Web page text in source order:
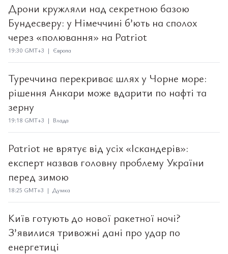
Дрони кружляли над секретною базою
Бундесверу: у Німеччині б’ють на сполох
через «полювання» на Patriot
19:30 GMT+3 | Європа
Туреччина перекриває шлях у Чорне море:
рішення Анкари може вдарити по нафті та
зерну
19:18 GMT+3 | Влада
Patriot не врятує від усіх «Іскандерів»:
експерт назвав головну проблему України
перед зимою
18:25 GMT+3 | Думка
Київ готують до нової ракетної ночі?
З’явилися тривожні дані про удар по
енергетиці